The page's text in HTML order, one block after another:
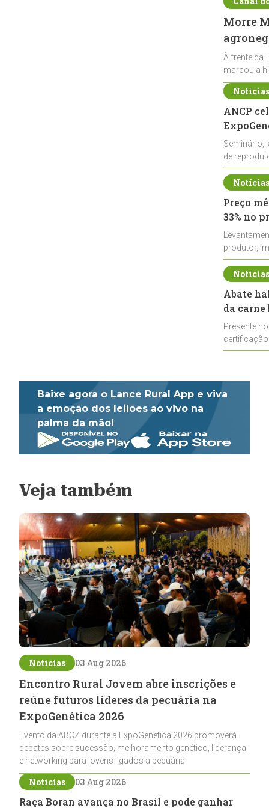
Morre
À frente da
marcou a
ANCP
Seminário,
de
durante a
Preço
33% no
produtor,
de leite cru
Abate
da
Presente
Baixe agora o Lance Rural App e viva
a emoção dos leilões ao vivo na
palma da mão!
Veja também
Notícias 03 Aug 2026
Encontro Rural Jovem abre inscrições e
reúne futuros líderes da pecuária na
ExpoGenética 2026
Evento da ABCZ durante a ExpoGenética 2026 promoverá
debates sobre sucessão, melhoramento genético, liderança
e networking para jovens ligados à pecuária
Notícias 03 Aug 2026
Raça Boran avança no Brasil e pode ganhar